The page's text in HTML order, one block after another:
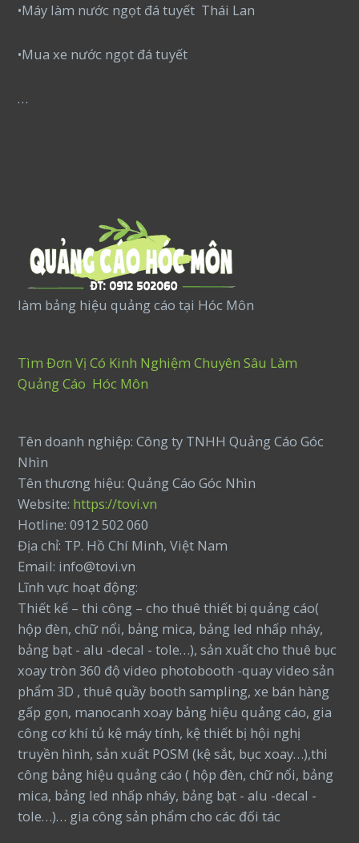
•Máy làm nước ngọt đá tuyết Thái Lan
•Mua xe nước ngọt đá tuyết
…
làm bảng hiệu quảng cáo tại Hóc Môn
Tìm Đơn Vị Có Kinh Nghiệm Chuyên Sâu Làm
Quảng Cáo Hóc Môn
Tên doanh nghiệp: Công ty TNHH Quảng Cáo Góc
Nhìn
Tên thương hiệu: Quảng Cáo Góc Nhìn
Website: https://tovi.vn
Hotline: 0912 502 060
Địa chỉ: TP. Hồ Chí Minh, Việt Nam
Email: info@tovi.vn
Lĩnh vực hoạt động:
Thiết kế – thi công – cho thuê thiết bị quảng cáo(
hộp đèn, chữ nổi, bảng mica, bảng led nhấp nháy,
bảng bạt - alu -decal - tole…), sản xuất cho thuê bục
xoay tròn 360 độ video photobooth -quay video sản
phẩm 3D , thuê quầy booth sampling, xe bán hàng
gấp gọn, manocanh xoay bảng hiệu quảng cáo, gia
công cơ khí tủ kệ máy tính, kệ thiết bị hội nghị
truyền hình, sản xuất POSM (kệ sắt, bục xoay…),thi
công bảng hiệu quảng cáo ( hộp đèn, chữ nổi, bảng
mica, bảng led nhấp nháy, bảng bạt - alu -decal -
tole…)… gia công sản phẩm cho các đối tác